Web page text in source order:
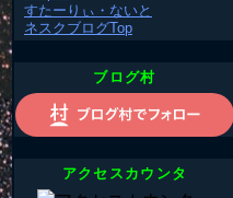
すたーりぃ・ないと
ネスクブログTop
ブログ村
アクセスカウンタ